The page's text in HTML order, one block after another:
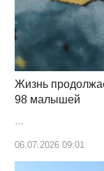
Жизнь
98 малышей
…
06.07.2026 09:01